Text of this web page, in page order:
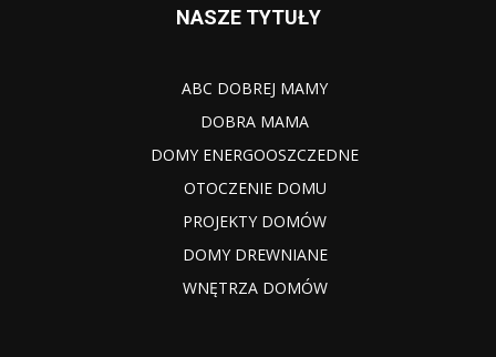
NASZE TYTUŁY
ABC DOBREJ MAMY
DOBRA MAMA
DOMY ENERGOOSZCZEDNE
OTOCZENIE DOMU
PROJEKTY DOMÓW
DOMY DREWNIANE
WNĘTRZA DOMÓW